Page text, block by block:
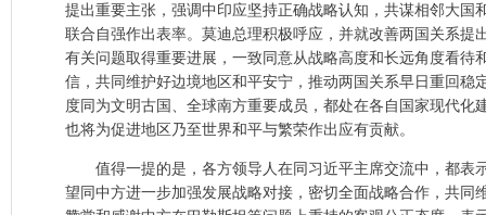
提出重要主张，强调中印应坚持正确战略认知，共谋相邻大
联合自强作出表率。莫迪总理积极呼应，并就改善两国关系
有关问题取得重要进展，一致同意从战略高度和长远角度看
信，共同维护好边境地区和平安宁，推动两国关系早日重回
度同为文明古国、全球南方重要成员，都处在各自国家现代
也将为促进地区乃至世界和平与繁荣作出应有贡献。
值得一提的是，各方领导人在同习近平主席交流中，都
望同中方进一步加强发展战略对接，密切全面战略合作，共